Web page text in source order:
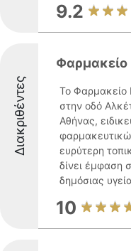
9.2
Διακριθέντες
Το Φαρμακείο
στην οδό
Αθήνας,
ευρύτερη
δίνει έμφαση
δημόσιας
10